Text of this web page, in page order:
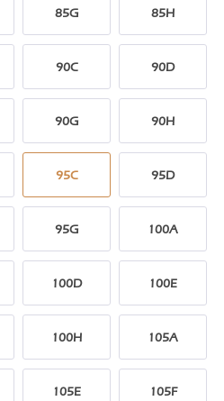
85G 85H
90C 90D
90G 90H
95C 95D
95G 100A
100D 100E
100H 105A
105E 105F